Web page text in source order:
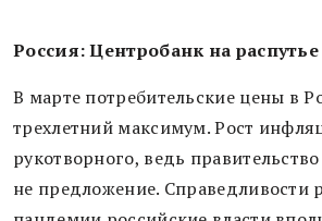
Россия: Центробанк на распутье
В марте потребительские цены в
трехлетний максимум. Рост
рукотворного, ведь
не предложение. Справедливости